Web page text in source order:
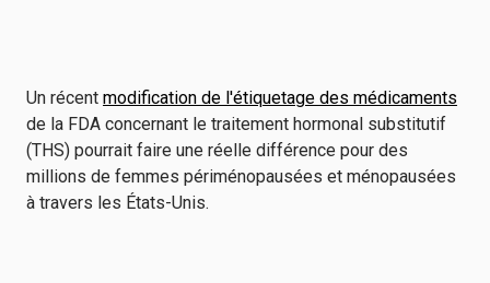
Un récent modification de l'étiquetage des médicaments
de la FDA concernant le traitement hormonal substitutif
(THS) pourrait faire une réelle différence pour des
millions de femmes périménopausées et ménopausées
à travers les États-Unis.